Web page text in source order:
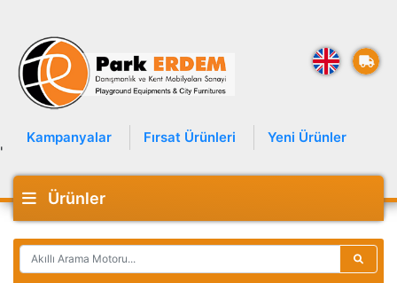
Kampanyalar Fırsat Ürünleri Yeni Ürünler
'
Ürünler